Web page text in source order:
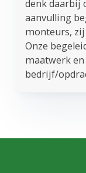
denk daarbij
aanvulling
monteurs,
Onze
maatwerk
bedrijf/